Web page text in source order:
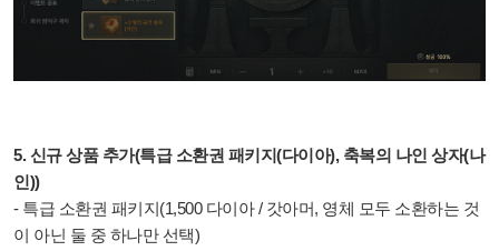
5. 신규 상품 추가(특급 소환권 패키지(다이아), 축복의 나인 상자(나
인))
- 특급 소환권 패키지(1,500 다이아 / 갓아머, 영체 모두 소환하는 것
이 아닌 둘 중 하나만 선택)